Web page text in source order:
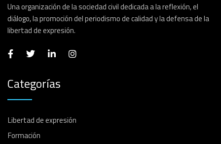
Una organización de la sociedad civil dedicada a la reflexión, el
diálogo, la promoción del periodismo de calidad y la defensa de la
libertad de expresión.
Categorías
Libertad de expresión
Formación